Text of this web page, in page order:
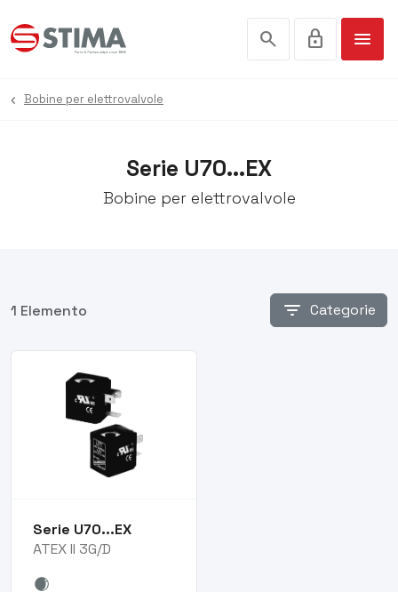
search lock menu
Serie U70...EX
Bobine per elettrovalvole
Bobine per elettrovalvole
1 Elemento filter_list Categorie
Serie U70...EX
ATEX II 3G/D